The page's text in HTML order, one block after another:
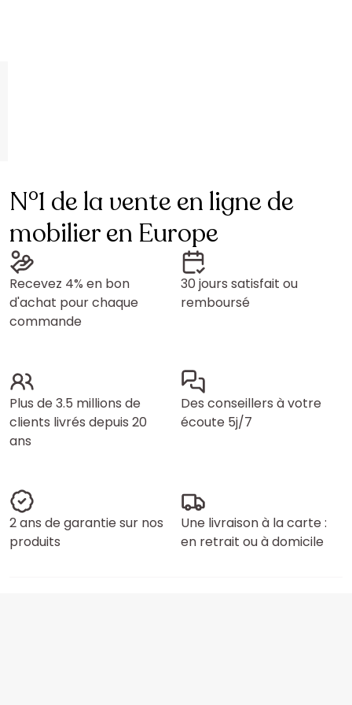
N°1 de la vente en ligne de
mobilier en Europe
Recevez 4% en bon
d'achat pour chaque
commande
30 jours satisfait ou
remboursé
Plus de 3.5 millions de
clients livrés depuis 20
ans
Des conseillers à votre
écoute 5j/7
2 ans de garantie sur nos
produits
Une livraison à la carte :
en retrait ou à domicile